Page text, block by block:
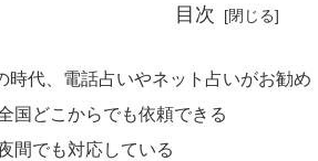
目次
時代、電話占いやネット占いがお勧め
国どこからでも依頼できる
間でも対応している